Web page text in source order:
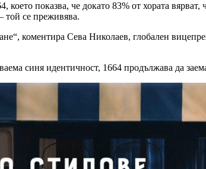
което показва, че докато 83% от хората
той се преживява.
коментира Сева Николаев, глобален
синя идентичност, 1664 продължава да